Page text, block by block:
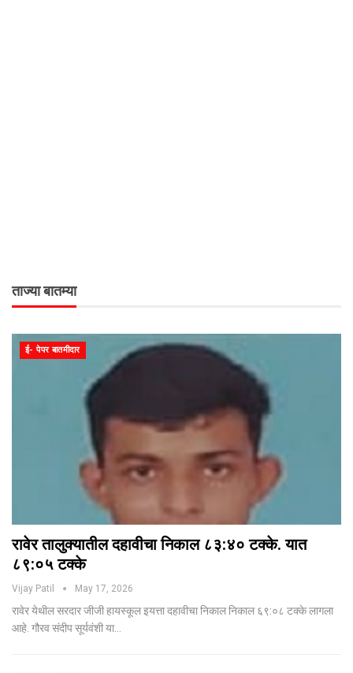
ताज्या बातम्या
ई- पेपर बातमीदार
रावेर तालुक्यातील दहावीचा निकाल ८३:४० टक्के. यात
८९:०५ टक्के
Vijay Patil May 17, 2026
रावेर येथील सरदार जीजी हायस्कूल इयत्ता दहावीचा निकाल निकाल ६९:०८ टक्के लागला
आहे. गौरव संदीप सूर्यवंशी या…